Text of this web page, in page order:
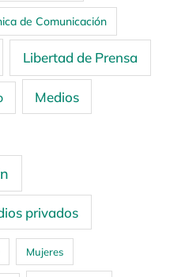
de Comunicación
Libertad de Prensa
Medios
privados
Mujeres